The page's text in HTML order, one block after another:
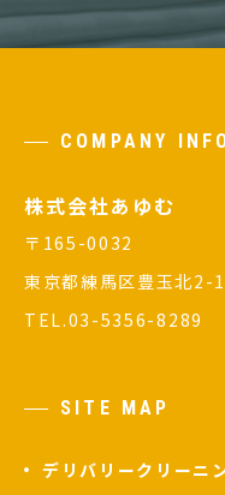
COMPANY
株式会社あゆむ
〒165-0032
東京都練馬区豊玉北2-
TEL.03-5356-8289
SITE MAP
デリバリークリーニ